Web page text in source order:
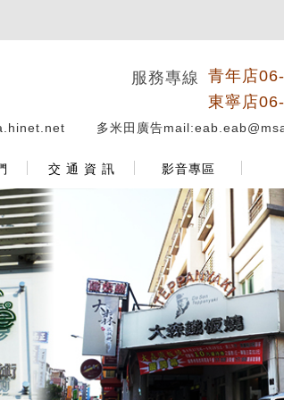
服務專線 青年店
東寧店
多米田廣告
交 通 資 訊 影音專區